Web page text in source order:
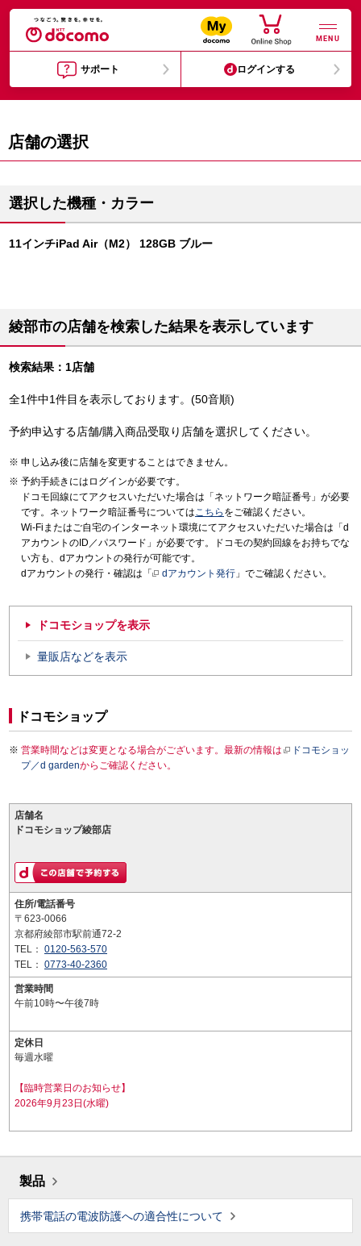
MENU
サポート ログインする
店舗の選択
選択した機種・カラー
11インチiPad Air（M2） 128GB ブルー
綾部市の店舗を検索した結果を表示しています
検索結果：1店舗
全1件中1件目を表示しております。(50音順)
予約申込する店舗/購入商品受取り店舗を選択してください。
申し込み後に店舗を変更することはできません。
予約手続きにはログインが必要です。
ドコモ回線にてアクセスいただいた場合は「ネットワーク暗証番号」が必要
です。ネットワーク暗証番号についてはこちら をご確認ください。
Wi-Fiまたはご自宅のインターネット環境にてアクセスいただいた場合は「d
アカウントのID／パスワード」が必要です。ドコモの契約回線をお持ちでな
い方も、dアカウントの発行が可能です。
dアカウントの発行・確認は「
dアカウント発行 」でご確認ください。
ドコモショップを表示
量販店などを表示
ドコモショップ
営業時間などは変更となる場合がございます。最新の情報は
ドコモショッ
プ／d gardenからご確認ください。
店舗名
ドコモショップ綾部店
住所/電話番号
〒623-0066
京都府綾部市駅前通72-2
TEL： 0120-563-570
TEL： 0773-40-2360
営業時間
午前10時〜午後7時
定休日
毎週水曜
【臨時営業日のお知らせ】
2026年9月23日(水曜)
製品
携帯電話の電波防護への適合性について